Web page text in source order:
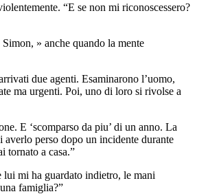
“E se non mi riconoscessero?
» anche quando la mente
due agenti. Esaminarono l’uomo,
ma urgenti. Poi, uno di loro si rivolse a
E ‘scomparso da piu’ di un anno. La
perso dopo un incidente durante
tornato a casa.”
mi ha guardato indietro, le mani
famiglia?”